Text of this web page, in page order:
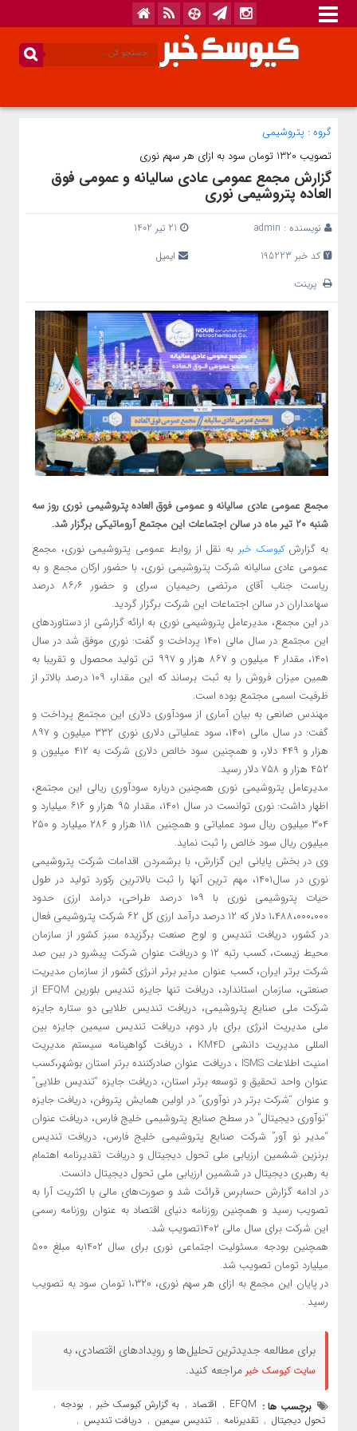
گروه : پتروشیمی
تصویب 1320 تومان سود به ازای هر سهم نوری
گزارش مجمع عمومی عادی سالیانه و عمومی فوق
العاده پتروشیمی نوری
نویسنده : admin
کد خبر 195223
ایمیل
پرینت
مجمع عمومی عادی سالیانه و عمومی فوق العاده پتروشیمی نوری روز سه
شنبه ۲۰ تیر ماه در سالن اجتماعات این مجتمع آروماتیکی برگزار شد.
به گزارشکیوسک خبر به نقل از روابط عمومی پتروشیمی نوری، مجمع
عمومی عادی سالیانه شرکت پتروشیمی نوری، با حضور ارکان مجمع و ‏به
‏ریاست جناب آقای مرتضی رحیمیان سرای و حضور ۸۶٫۶ درصد
سهامداران در سالن اجتماعات این شرکت برگزار گردید.
در این مجمع، مدیرعامل پتروشیمی نوری به ارائه گزارشی از دستاوردهای
این مجتمع در سال مالی ۱۴۰۱ پرداخت و ‏گفت: ‏نوری موفق شد در سال
۱۴۰۱، مقدار ۴ میلیون و ۸۶۷ هزار و ۹۹۷ تن تولید محصول و تقریبا به
همین میزان فروش را به ثبت برساند که این مقدار، ۱۰۹ درصد بالاتر از
ظرفیت اسمی مجتمع بوده است.‏
مهندس صانعی به بیان آماری از سودآوری دلاری این مجتمع پرداخت و
گفت: در سال مالی ۱۴۰۱، سود عملیاتی دلاری نوری ‏۳۳۲ میلیون و ۸۹۷
هزار و ۴۴۹ دلار، و همچنین سود خالص دلاری شرکت ‏به ۴۱۲ میلیون و
۴۵۲ هزار ‏و ۷۵۸ دلار رسید.‏
مدیرعامل پتروشیمی نوری همچنین درباره سودآوری ریالی این مجتمع،
اظهار داشت: نوری توانست در سال ۱۴۰۱، مقدار ۹۵ هزار و ۶۱۶ میلیارد ‏و
‏‏۳۰۴ میلیون ریال سود عملیاتی و همچنین ۱۱۸ هزار و ۲۸۶ میلیارد ‏و ‏‏۲۵۰
میلیون ریال سود خالص را ثبت ‏نماید.
وی در بخش پایانی این گزارش، با برشمردن اقدامات شرکت پتروشیمی
نوری در سال۱۴۰۱، مهم ترین آنها را ثبت بالاترین رکورد تولید در طول
حیات پتروشیمی نوری با ۱۰۹ درصد طراحی، درامد ارزی حدود
۱،۴۸۸،۰۰۰،۰۰۰ دلار که ۱۲ درصد درآمد ارزی کل ۶۲ شرکت پتروشیمی فعال
در کشور، دریافت تندیس و لوح صنعت برگزیده سبز کشور از سازمان
محیط زیست، کسب رتبه ۱۲ و دریافت عنوان شرکت پیشرو در بین صد
شرکت برتر ایران، کسب عنوان مدیر برتر انرژی کشور از سازمان مدیریت
صنعتی، سازمان استاندارد، دریافت تنها جایزه تندیس بلورین EFQM از
شرکت ملی صنایع پتروشیمی، دریافت تندیس طلایی دو ستاره جایزه
ملی مدیریت انرژی برای بار دوم، دریافت تندیس سیمین جایزه بین
المللی مدیریت دانشی KM4D ، دریافت گواهینامه سیستم مدیریت
امنیت اطلاعات ISMS ، دریافت عنوان صادرکننده برتر استان بوشهر،کسب
عنوان واحد تحقیق و توسعه برتر استان، دریافت جایزه “تندیس طلایی”
و عنوان “شرکت برتر در نوآوری” در اولین همایش پتروفن، دریافت جایزه
“نوآوری دیجیتال” در سطح صنایع پتروشیمی خلیج فارس، دریافت عنوان
“مدیر نو آور” شرکت صنایع پتروشیمی خلیج فارس، دریافت تندیس
برنزین ششمین ارزیابی ملی تحول دیجیتال و دریافت تقدیرنامه اهتمام
به رهبری دیجیتال در ششمین ارزیابی ملی تحول دیجیتال دانست.
در ادامه گزارش حسابرس قرائت شد و صورت‌های مالی با اکثریت آرا به
تصویب رسید و همچنین روزنامه دنیای اقتصاد به ‏عنوان روزنامه رسمی
این شرکت برای سال مالی ۱۴۰۲تصویب شد.‏
همچنین بودجه مسئولیت اجتماعی نوری برای سال ۱۴۰۲به مبلغ ۵۰۰
میلیارد تومان تصویب شد.‏
در پایان این مجمع به ازای هر سهم نوری، ۱،۳۲۰ تومان سود به تصویب
رسید .
برای مطالعه جدیدترین تحلیل‌ها و رویدادهای اقتصادی، به
سایت کیوسک خبر مراجعه کنید.
برچسب ها : EFQM
, اقتصاد , به گزارش کیوسک خبر , بودجه ,
تحول دیجیتال , تقدیرنامه , تندیس سیمین , دریافت تندیس ,